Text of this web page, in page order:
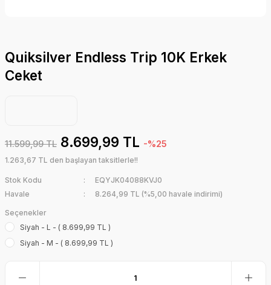
Quiksilver Endless Trip 10K Erkek
Ceket
11.599,99 TL 8.699,99 TL -%25
1.263,67 TL den başlayan taksitlerle!!
Stok Kodu
EQYJK04088KVJ0
Havale
8.264,99 TL (%5,00 havale indirimi)
Seçenekler
Siyah - L - ( 8.699,99 TL )
Siyah - M - ( 8.699,99 TL )